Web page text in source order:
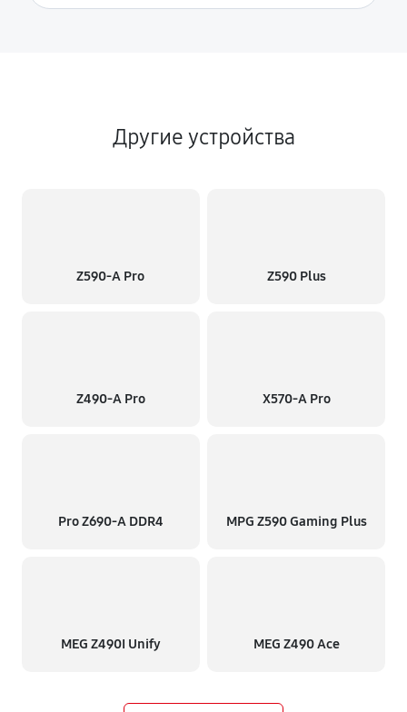
Другие устройства
Z590-A Pro Z590 Plus
Z490-A Pro X570-A Pro
Pro Z690-A DDR4 MPG Z590 Gaming Plus
MEG Z490I Unify MEG Z490 Ace